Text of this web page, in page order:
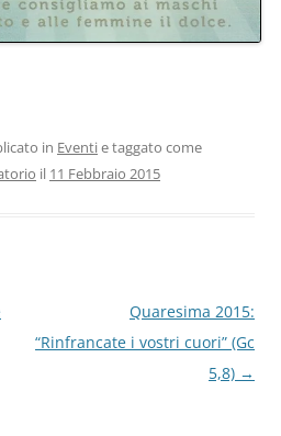
in Eventie taggato come
il 11 Febbraio 2015
Quaresima 2015:
“Rinfrancate i vostri cuori” (Gc
5,8) →